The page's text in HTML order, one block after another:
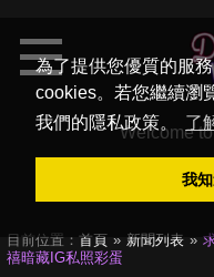
為了提供您優質的服
cookies。若您繼續瀏
我們的隱私政策。
了
我
Welcome
目前位置： 首頁 新聞列表
禧暗藏IG私照彩蛋